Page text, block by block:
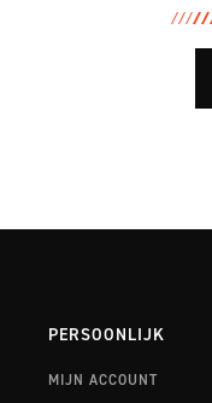
PERSOONLIJK
MIJN ACCOUNT